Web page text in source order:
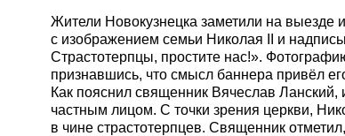
Жители Новокузнецка заметили на выезде
с изображением семьи Николая II и
Страстотерпцы, простите нас!».
признавшись, что смысл баннера привёл
Как пояснил священник Вячеслав
частным лицом. С точки зрения церкви,
в чине страстотерпцев. Священник